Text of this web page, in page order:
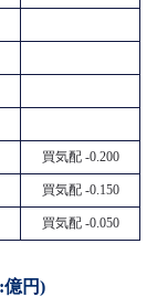
買気配 -0.200
買気配 -0.150
買気配 -0.050
億円)